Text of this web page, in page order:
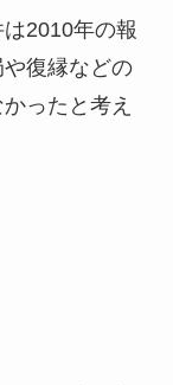
2010年の報
復縁などの
ったと考え